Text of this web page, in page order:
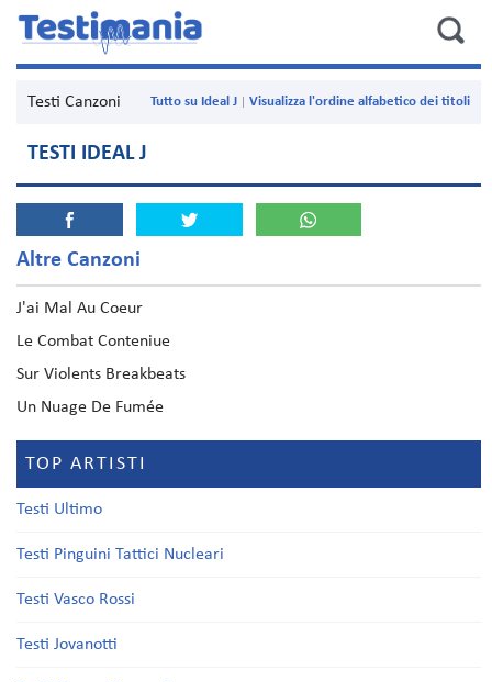
Testi Canzoni Visualizza l'ordine alfabetico dei titoli
Tutto su Ideal J
TESTI IDEAL J
Altre Canzoni
J'ai Mal Au Coeur
Le Combat Conteniue
Sur Violents Breakbeats
Un Nuage De Fumée
TOP ARTISTI
Testi Ultimo
Testi Pinguini Tattici Nucleari
Testi Vasco Rossi
Testi Jovanotti